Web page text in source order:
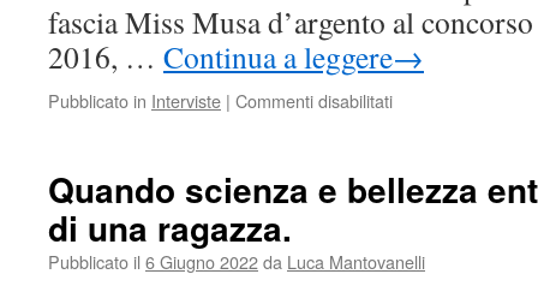
fascia Miss Musa d’argento al
2016, … Continua a leggere→
Pubblicato in Interviste | Commenti disabilitatisu
Tiozzo.
per
Quando scienza e bellezza
di una ragazza.
Pubblicato il 6 Giugno 2022da Luca Mantovanelli